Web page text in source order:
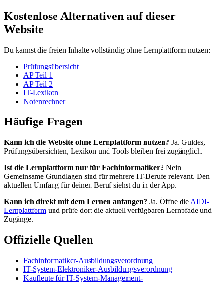
Kostenlose Alternativen auf dieser
Website
Du kannst die freien Inhalte vollständig ohne Lernplattform nutzen:
Prüfungsübersicht
AP Teil 1
AP Teil 2
IT-Lexikon
Notenrechner
Häufige Fragen
Kann ich die Website ohne Lernplattform nutzen? Ja. Guides,
Prüfungsübersichten, Lexikon und Tools bleiben frei zugänglich.
Ist die Lernplattform nur für Fachinformatiker? Nein.
Gemeinsame Grundlagen sind für mehrere IT-Berufe relevant. Den
aktuellen Umfang für deinen Beruf siehst du in der App.
Kann ich direkt mit dem Lernen anfangen? Ja. Öffne die AIDI-
Lernplattform und prüfe dort die aktuell verfügbaren Lernpfade und
Zugänge.
Offizielle Quellen
Fachinformatiker-Ausbildungsverordnung
IT-System-Elektroniker-Ausbildungsverordnung
Kaufleute für IT-System-Management-